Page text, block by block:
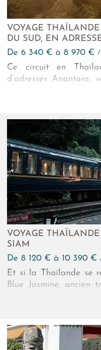
VOYAGE
DU SUD, EN
de 6 340 € à 8 970 € /
Ce circuit en
d’adresses Anantara,
De Bangkok au
VOYAGE
SIAM
de 8 120 € à 10 390 €
Et si la Thaïlande se
Blue Jasmine, ancien
écrin roulant, les
montagnes du Nord,